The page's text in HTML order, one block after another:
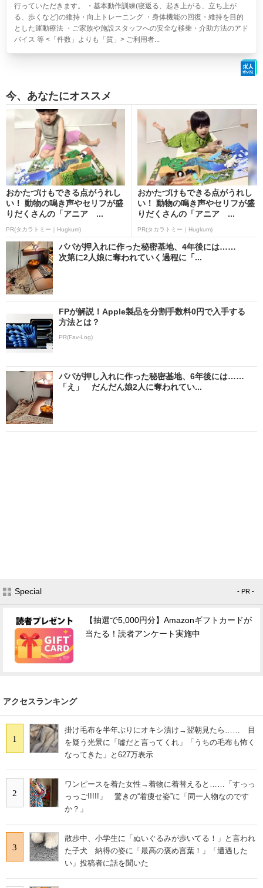
行っていただきます。 ・基本動作訓練(寝返る、起き上がる、立ち上が
る、歩くなど)の維持・向上トレーニング ・身体機能の回復・維持を目的
とした運動療法 ・ご家族や施設スタッフへの安全な移乗・介助方法のアド
バイス 等 <「件数」よりも「質」> ご利用者...
今、あなたにオススメ
おかたづけもできる点がうれし
い！ 動物の鳴き声やセリフが盛
りだくさんの「アニア ...
PR(タカラトミー｜Hugkum)
おかたづけもできる点がうれし
い！ 動物の鳴き声やセリフが盛
りだくさんの「アニア ...
PR(タカラトミー｜Hugkum)
パパが押入れに作った秘密基地、4年後には……
次第に2人娘に奪われていく過程に「...
FPが解説！Apple製品を分割手数料0円で入手する
方法とは？
PR(Fav-Log)
パパが押し入れに作った秘密基地、6年後には……
「え」 だんだん娘2人に奪われてい...
Special - PR -
【抽選で5,000円分】Amazonギフトカードが
当たる！読者アンケート実施中
アクセスランキング
1
掛け毛布を半年ぶりにオキシ漬け→翌朝見たら…… 目
を疑う光景に「嘘だと言ってくれ」「うちの毛布も怖く
なってきた」と627万表示
2
ワンピースを着た女性→着物に着替えると……「すっっ
っっご!!!!!」 驚きの“着痩せ姿”に「同一人物なのです
か？」
3
散歩中、小学生に「ぬいぐるみが歩いてる！」と言われ
た子犬 納得の姿に「最高の褒め言葉！」「遭遇した
い」投稿者に話を聞いた